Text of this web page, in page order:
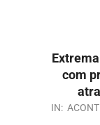
com
IN: